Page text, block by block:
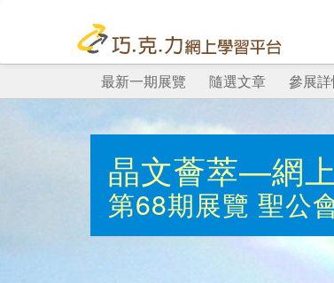
最新一期展覽 隨選文章 參展
晶文薈萃—網
第68期展覽 聖公